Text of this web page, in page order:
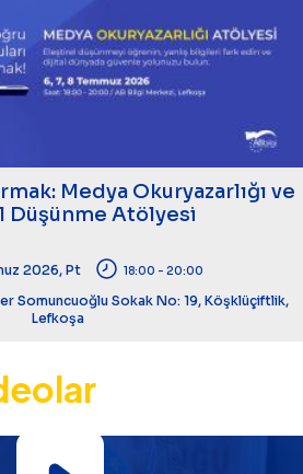
Medya Okuryazarlığı ve
Düşünme Atölyesi
2026, Pt 18:00 - 20:00
Somuncuoğlu Sokak No: 19, Köşklüçiftlik,
Lefkoşa